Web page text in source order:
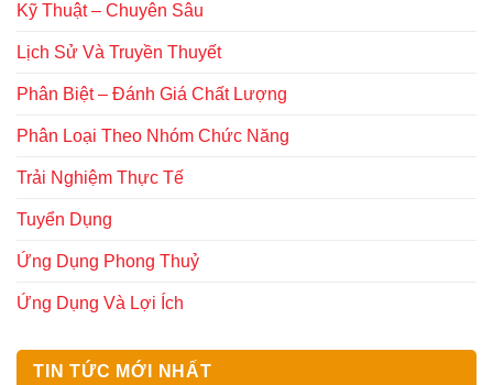
Kỹ Thuật – Chuyên Sâu
Lịch Sử Và Truyền Thuyết
Phân Biệt – Đánh Giá Chất Lượng
Phân Loại Theo Nhóm Chức Năng
Trải Nghiệm Thực Tế
Tuyển Dụng
Ứng Dụng Phong Thuỷ
Ứng Dụng Và Lợi Ích
TIN TỨC MỚI NHẤT